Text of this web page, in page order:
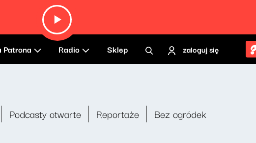
Patrona Radio Sklep zaloguj się
Podcasty otwarte Reportaże Bez ogródek